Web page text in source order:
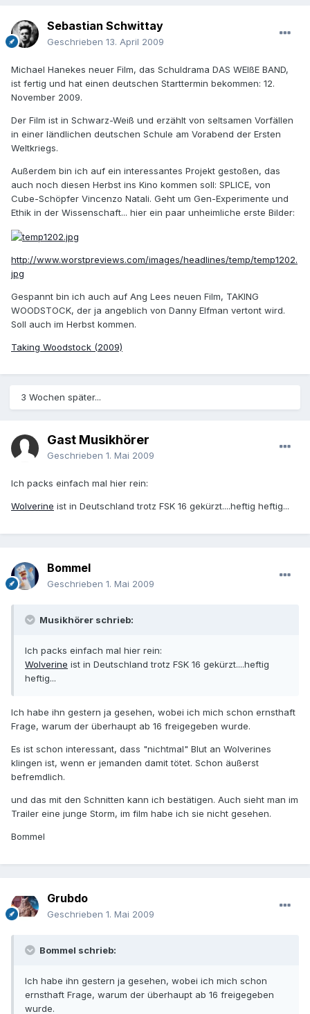
Sebastian Schwittay
Geschrieben 13. April 2009
Michael Hanekes neuer Film, das Schuldrama DAS WEIßE BAND,
ist fertig und hat einen deutschen Starttermin bekommen: 12.
November 2009.
Der Film ist in Schwarz-Weiß und erzählt von seltsamen Vorfällen
in einer ländlichen deutschen Schule am Vorabend der Ersten
Weltkriegs.
Außerdem bin ich auf ein interessantes Projekt gestoßen, das
auch noch diesen Herbst ins Kino kommen soll: SPLICE, von
Cube-Schöpfer Vincenzo Natali. Geht um Gen-Experimente und
Ethik in der Wissenschaft... hier ein paar unheimliche erste Bilder:
http://www.worstpreviews.com/images/headlines/temp/temp1202.
jpg
Gespannt bin ich auch auf Ang Lees neuen Film, TAKING
WOODSTOCK, der ja angeblich von Danny Elfman vertont wird.
Soll auch im Herbst kommen.
Taking Woodstock (2009)
3 Wochen später...
Gast Musikhörer
Geschrieben 1. Mai 2009
Ich packs einfach mal hier rein:
Wolverine ist in Deutschland trotz FSK 16 gekürzt....heftig heftig...
Bommel
Geschrieben 1. Mai 2009
Musikhörer schrieb:
Ich packs einfach mal hier rein:
Wolverine ist in Deutschland trotz FSK 16 gekürzt....heftig
heftig...
Ich habe ihn gestern ja gesehen, wobei ich mich schon ernsthaft
Frage, warum der überhaupt ab 16 freigegeben wurde.
Es ist schon interessant, dass "nichtmal" Blut an Wolverines
klingen ist, wenn er jemanden damit tötet. Schon äußerst
befremdlich.
und das mit den Schnitten kann ich bestätigen. Auch sieht man im
Trailer eine junge Storm, im film habe ich sie nicht gesehen.
Bommel
Grubdo
Geschrieben 1. Mai 2009
Bommel schrieb:
Ich habe ihn gestern ja gesehen, wobei ich mich schon
ernsthaft Frage, warum der überhaupt ab 16 freigegeben
wurde.